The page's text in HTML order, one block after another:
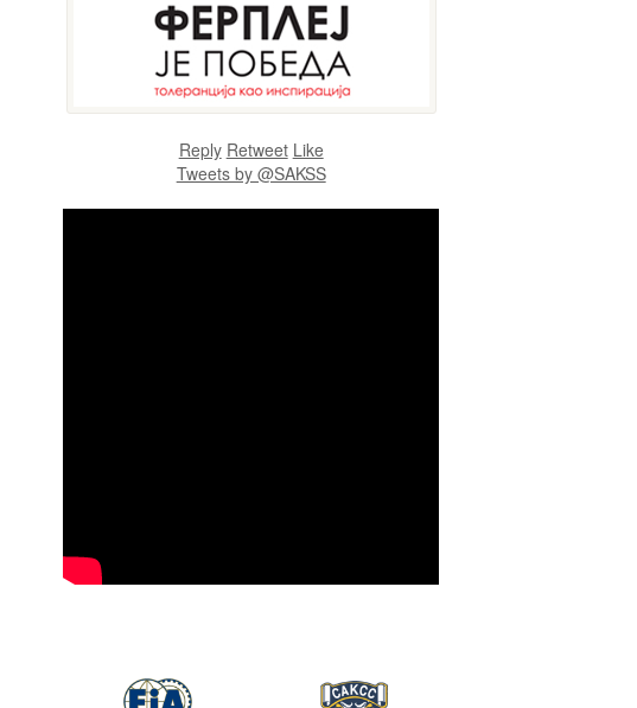
Reply Retweet Like
Tweets by @SAKSS